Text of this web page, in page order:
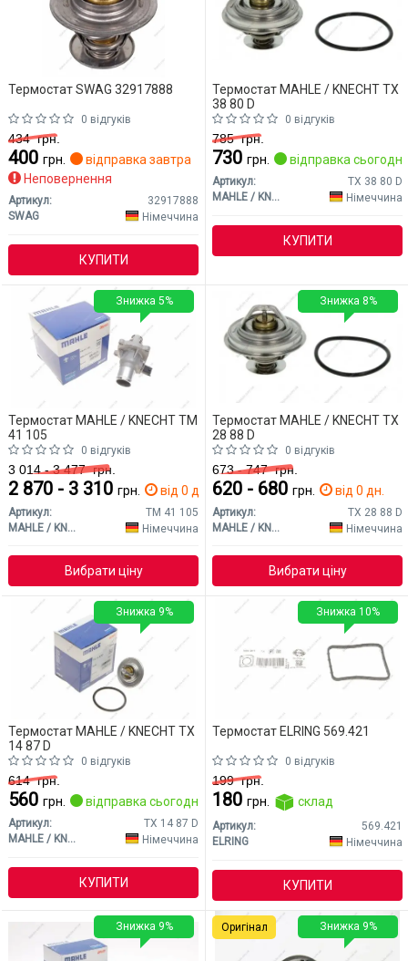
Термостат SWAG 32917888
0 відгуків
434грн.
400 грн.
відправка завтра
Неповернення
Артикул:
32917888
SWAG
Німеччина
КУПИТИ
Термостат MAHLE / KNECHT TX
38 80 D
0 відгуків
785грн.
730 грн. відправка сьогодні
Артикул:
TX 38 80 D
MAHLE / KNECHT
Німеччина
КУПИТИ
Термостат MAHLE / KNECHT TM
41 105
0 відгуків
3 014 - 3 477грн.
2 870 - 3 310 грн. від 0 дн.
Артикул:
TM 41 105
MAHLE / KNECHT
Німеччина
Вибрати ціну
Знижка 5%
Термостат MAHLE / KNECHT TX
28 88 D
0 відгуків
673 - 747грн.
620 - 680 грн. від 0 дн.
Артикул:
TX 28 88 D
MAHLE / KNECHT
Німеччина
Вибрати ціну
Знижка 8%
Термостат MAHLE / KNECHT TX
14 87 D
0 відгуків
614грн.
560 грн. відправка сьогодні
Артикул:
TX 14 87 D
MAHLE / KNECHT
Німеччина
КУПИТИ
Знижка 9%
Термостат ELRING 569.421
0 відгуків
199грн.
180 грн. склад
Артикул:
569.421
ELRING
Німеччина
КУПИТИ
Знижка 10%
Знижка 9% Знижка 9%
Оригінал